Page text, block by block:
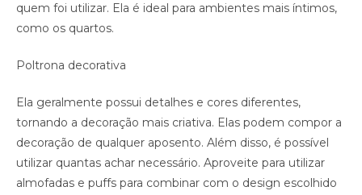
quem foi utilizar. Ela é ideal para ambientes mais íntimos,
como os quartos.
Poltrona decorativa
Ela geralmente possui detalhes e cores diferentes,
tornando a decoração mais criativa. Elas podem compor a
decoração de qualquer aposento. Além disso, é possível
utilizar quantas achar necessário. Aproveite para utilizar
almofadas e puffs para combinar com o design escolhido